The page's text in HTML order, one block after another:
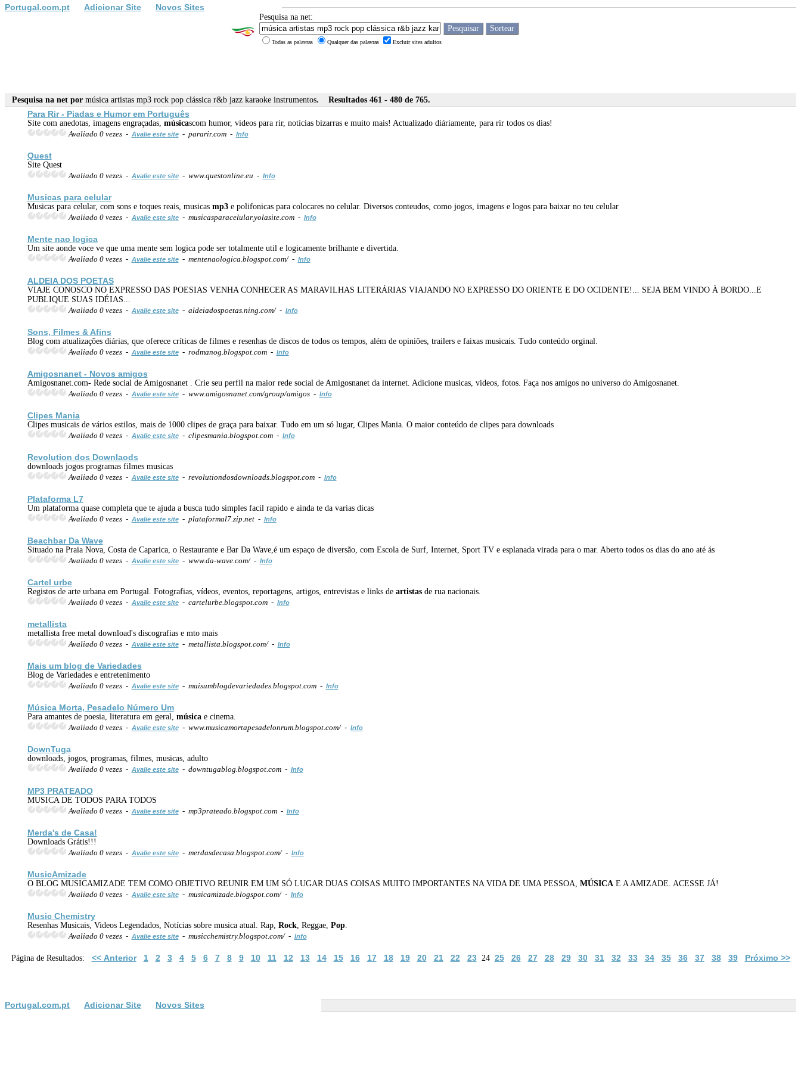
Portugal.com.pt Adicionar Site Novos Sites
Pesquisa na net:
Todas as palavras Qualquer das palavras Excluir sites adultos
Pesquisa na net por música artistas mp3 rock pop clássica r&b jazz karaoke instrumentos. Resultados 461 - 480 de 765.
Para Rir - Piadas e Humor em Português
Site com anedotas, imagens engraçadas, músicascom humor, videos para rir, notícias bizarras e muito mais! Actualizado diáriamente, para rir todos os dias!
Avaliado 0 vezes - Avalie este site- pararir.com - Info
Quest
Site Quest
Avaliado 0 vezes - Avalie este site- www.questonline.eu - Info
Musicas para celular
Musicas para celular, com sons e toques reais, musicas mp3e polifonicas para colocares no celular. Diversos conteudos, como jogos, imagens e logos para baixar no teu celular
Avaliado 0 vezes - Avalie este site- musicasparacelular.yolasite.com - Info
Mente nao logica
Um site aonde voce ve que uma mente sem logica pode ser totalmente util e logicamente brilhante e divertida.
Avaliado 0 vezes - Avalie este site- mentenaologica.blogspot.com/ - Info
ALDEIA DOS POETAS
VIAJE CONOSCO NO EXPRESSO DAS POESIAS VENHA CONHECER AS MARAVILHAS LITERÁRIAS VIAJANDO NO EXPRESSO DO ORIENTE E DO OCIDENTE!... SEJA BEM VINDO À BORDO...E
PUBLIQUE SUAS IDÉIAS...
Avaliado 0 vezes - Avalie este site- aldeiadospoetas.ning.com/ - Info
Sons, Filmes & Afins
Blog com atualizações diárias, que oferece críticas de filmes e resenhas de discos de todos os tempos, além de opiniões, trailers e faixas musicais. Tudo conteúdo orginal.
Avaliado 0 vezes - Avalie este site- rodmanog.blogspot.com - Info
Amigosnanet - Novos amigos
Amigosnanet.com- Rede social de Amigosnanet . Crie seu perfil na maior rede social de Amigosnanet da internet. Adicione musicas, videos, fotos. Faça nos amigos no universo do Amigosnanet.
Avaliado 0 vezes - Avalie este site- www.amigosnanet.com/group/amigos - Info
Clipes Mania
Clipes musicais de vários estilos, mais de 1000 clipes de graça para baixar. Tudo em um só lugar, Clipes Mania. O maior conteúdo de clipes para downloads
Avaliado 0 vezes - Avalie este site- clipesmania.blogspot.com - Info
Revolution dos Downlaods
downloads jogos programas filmes musicas
Avaliado 0 vezes - Avalie este site- revolutiondosdownloads.blogspot.com - Info
Plataforma L7
Um plataforma quase completa que te ajuda a busca tudo simples facil rapido e ainda te da varias dicas
Avaliado 0 vezes - Avalie este site- plataformal7.zip.net - Info
Beachbar Da Wave
Situado na Praia Nova, Costa de Caparica, o Restaurante e Bar Da Wave,é um espaço de diversão, com Escola de Surf, Internet, Sport TV e esplanada virada para o mar. Aberto todos os dias do ano até ás
Avaliado 0 vezes - Avalie este site- www.da-wave.com/ - Info
Cartel urbe
Registos de arte urbana em Portugal. Fotografias, vídeos, eventos, reportagens, artigos, entrevistas e links de artistasde rua nacionais.
Avaliado 0 vezes - Avalie este site- cartelurbe.blogspot.com - Info
metallista
metallista free metal download's discografias e mto mais
Avaliado 0 vezes - Avalie este site- metallista.blogspot.com/ - Info
Mais um blog de Variedades
Blog de Variedades e entretenimento
Avaliado 0 vezes - Avalie este site- maisumblogdevariedades.blogspot.com - Info
MúsicaMorta, Pesadelo Número Um
Para amantes de poesia, literatura em geral, músicae cinema.
Avaliado 0 vezes - Avalie este site- www.musicamortapesadelonrum.blogspot.com/ - Info
DownTuga
downloads, jogos, programas, filmes, musicas, adulto
Avaliado 0 vezes - Avalie este site- downtugablog.blogspot.com - Info
MP3PRATEADO
MUSICA DE TODOS PARA TODOS
Avaliado 0 vezes - Avalie este site- mp3prateado.blogspot.com - Info
Merda's de Casa!
Downloads Grátis!!!
Avaliado 0 vezes - Avalie este site- merdasdecasa.blogspot.com/ - Info
MusicAmizade
O BLOG MUSICAMIZADE TEM COMO OBJETIVO REUNIR EM UM SÓ LUGAR DUAS COISAS MUITO IMPORTANTES NA VIDA DE UMA PESSOA, MÚSICA E A AMIZADE. ACESSE JÁ!
Avaliado 0 vezes - Avalie este site- musicamizade.blogspot.com/ - Info
Music Chemistry
Resenhas Musicais, Videos Legendados, Notícias sobre musica atual. Rap, Rock, Reggae, Pop.
Avaliado 0 vezes - Avalie este site- musicchemistry.blogspot.com/ - Info
Página de Resultados: << Anterior 1 2 3 4 5 6 7 8 9 10 11 12 13 14 15 16 17 18 19 20 21 22 2324 25 26 27 28 29 30 31 32 33 34 35 36 37 38 39 Próximo >>
Portugal.com.pt Adicionar Site Novos Sites